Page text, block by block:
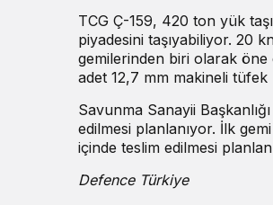
TCG Ç-159, 420 ton yük
piyadesini taşıyabiliyor. 20
gemilerinden biri olarak öne
adet 12,7 mm makineli
Savunma Sanayii
edilmesi planlanıyor. İlk
içinde teslim edilmesi
Defence Türkiye